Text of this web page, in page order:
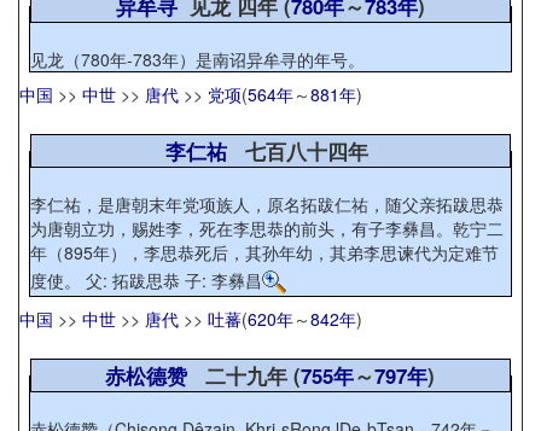
异牟寻见龙 四年 (780年～783年)
见龙（780年-783年）是南诏异牟寻的年号。
中国 >> 中世 >> 唐代 >> 党项(564年～881年)
李仁祐七百八十四年
李仁祐，是唐朝末年党项族人，原名拓跋仁祐，随父亲拓跋思恭
为唐朝立功，赐姓李，死在李思恭的前头，有子李彝昌。乾宁二
年（895年），李思恭死后，其孙年幼，其弟李思谏代为定难节
度使。 父: 拓跋思恭 子: 李彝昌
中国 >> 中世 >> 唐代 >> 吐蕃(620年～842年)
赤松德赞 二十九年 (755年～797年)